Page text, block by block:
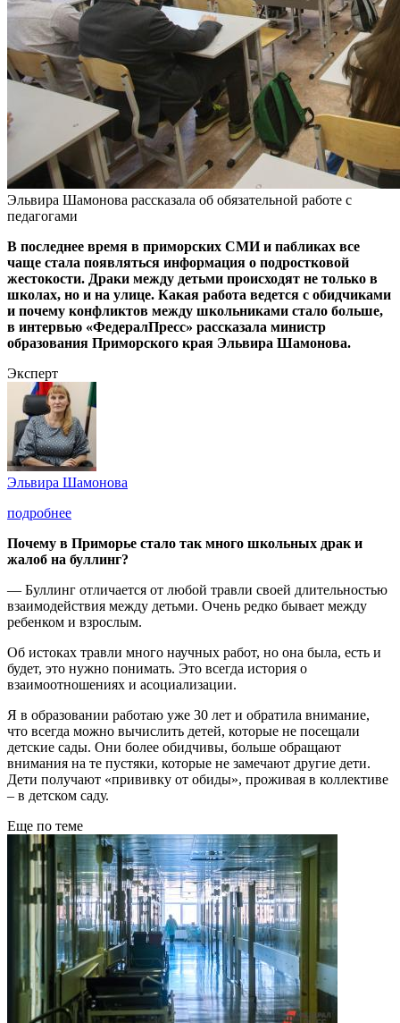
Эльвира Шамонова рассказала об обязательной работе с
педагогами
В последнее время в приморских СМИ и пабликах все
чаще стала появляться информация о подростковой
жестокости. Драки между детьми происходят не только в
школах, но и на улице. Какая работа ведется с обидчиками
и почему конфликтов между школьниками стало больше,
в интервью «ФедералПресс» рассказала министр
образования Приморского края Эльвира Шамонова.
Эксперт
Эльвира Шамонова
подробнее
Почему в Приморье стало так много школьных драк и
жалоб на буллинг?
— Буллинг отличается от любой травли своей длительностью
взаимодействия между детьми. Очень редко бывает между
ребенком и взрослым.
Об истоках травли много научных работ, но она была, есть и
будет, это нужно понимать. Это всегда история о
взаимоотношениях и асоциализации.
Я в образовании работаю уже 30 лет и обратила внимание,
что всегда можно вычислить детей, которые не посещали
детские сады. Они более обидчивы, больше обращают
внимания на те пустяки, которые не замечают другие дети.
Дети получают «прививку от обиды», проживая в коллективе
– в детском саду.
Еще по теме